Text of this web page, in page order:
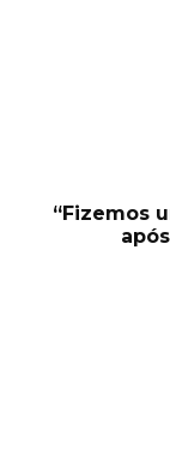
“Fizemos